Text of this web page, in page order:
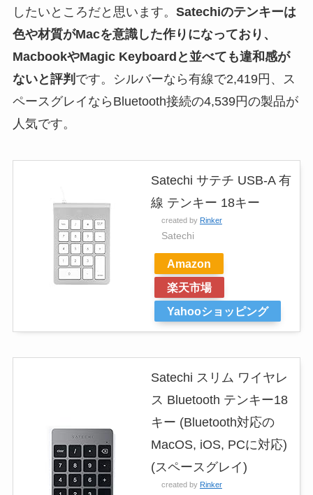
したいところだと思います。 Satechiのテンキーは
色や材質がMacを意識した作りになっており、
MacbookやMagic Keyboardと並べても違和感が
ないと評判 です。シルバーなら有線で2,419円、ス
ペースグレイならBluetooth接続の4,539円の製品が
人気です。
Satechi サテチ USB-A 有
線 テンキー 18キー
created by Rinker
Satechi
Amazon
楽天市場
Yahooショッピング
Satechi スリム ワイヤレ
ス Bluetooth テンキー18
キー (Bluetooth対応の
MacOS, iOS, PCに対応)
(スペースグレイ)
created by Rinker